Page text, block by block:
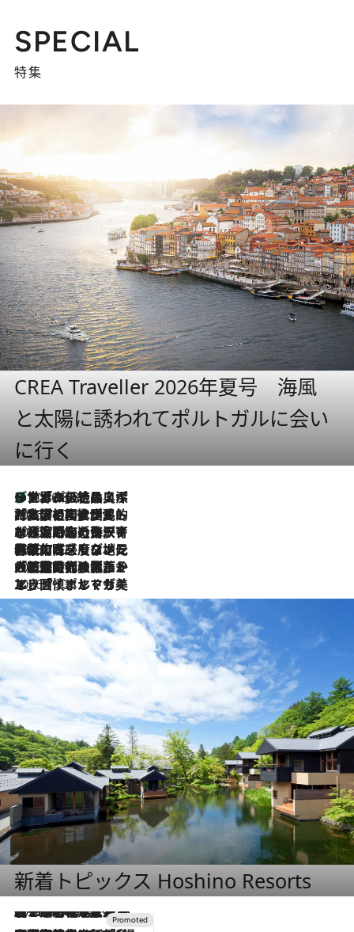
SPECIAL
特集
CREA Traveller 2026年夏号 海風
と太陽に誘われてポルトガルに会い
に行く
2026.8.8
リスボンの絶品スイーツ「パステル・デ・ナタ」とは？ポルトガル伝統の奥深い世界へ
2026.7.27
「私の祖国はポルトガル語です」国民的詩人フェルナンド・ペソアと、彼が愛した文学の街を歩く
2026.7.26
ポルトガル近海が育む極上の海の幸。キリリと冷えた白ワインと愉しむ、シーフード専門店の贅沢
2026.7.22
伝統の味をモダンに昇華。高感度な地元客が集う、リスボンの最旬ガストロノミー
2026.7.21
大航海時代の栄華から、震災、独裁、そして革命へ。ポルトガル・首都リスボンの石畳に刻まれた「歴史の光と影」
2026.7.13
エッセイ・ヤマザキマリ「慎ましくも美しき国 ポルトガル」
新着トピックス Hoshino Resorts
2026.8.7
【トンボの足水浴】ヒノキの香りに包まれて涼感マックス！約13℃の湧水かけ流しを避暑地「星野温泉 トンボの湯」で体験